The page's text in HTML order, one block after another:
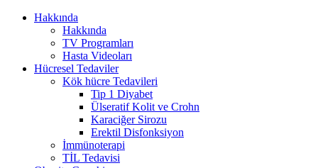
Hakkında
Hakkında
TV Programları
Hasta Videoları
Hücresel Tedaviler
Kök hücre Tedavileri
Tip 1 Diyabet
Ülseratif Kolit ve Crohn
Karaciğer Sirozu
Erektil Disfonksiyon
İmmünoterapi
TİL Tedavisi